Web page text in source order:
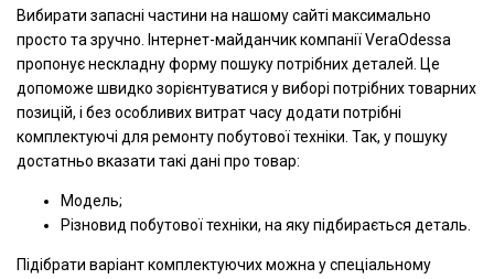
Вибирати запасні частини на нашому сайті максимально
просто та зручно. Інтернет-майданчик компанії VeraOdessa
пропонує нескладну форму пошуку потрібних деталей. Це
допоможе швидко зорієнтуватися у виборі потрібних товарних
позицій, і без особливих витрат часу додати потрібні
комплектуючі для ремонту побутової техніки. Так, у пошуку
достатньо вказати такі дані про товар:
Модель;
Різновид побутової техніки, на яку підбирається деталь.
Підібрати варіант комплектуючих можна у спеціальному